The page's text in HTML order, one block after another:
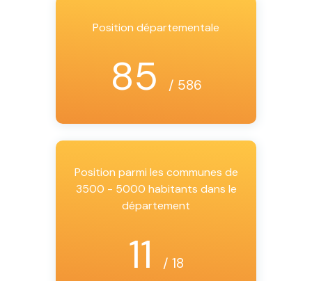
Position départementale
85 / 586
Position parmi les communes de
3500 - 5000 habitants dans le
département
11 / 18